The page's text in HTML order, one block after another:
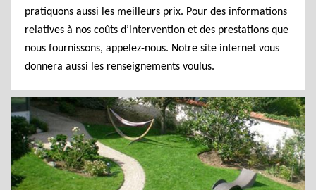
pratiquons aussi les meilleurs prix. Pour des informations
relatives à nos coûts d’intervention et des prestations que
nous fournissons, appelez-nous. Notre site internet vous
donnera aussi les renseignements voulus.